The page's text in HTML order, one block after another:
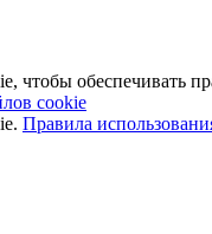
обеспечивать
cookie
Правила